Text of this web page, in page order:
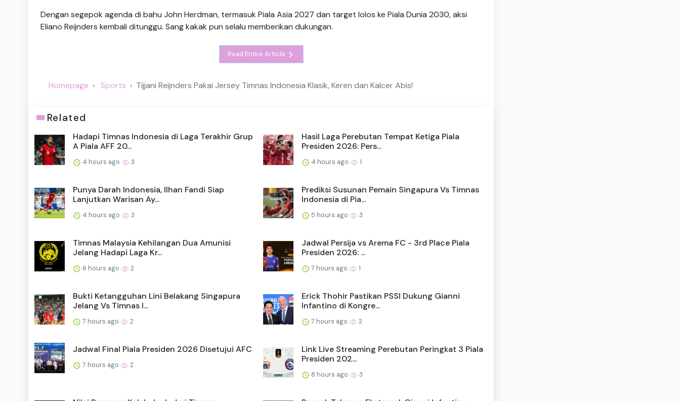
Dengan segepok agenda di bahu John Herdman, termasuk Piala Asia 2027 dan target lolos ke Piala Dunia 2030, aksi
Eliano Reijnders kembali ditunggu. Sang kakak pun selalu memberikan dukungan.
Read Entire Article
Homepage Sports Tijjani Reijnders Pakai Jersey Timnas Indonesia Klasik, Keren dan Kalcer Abis!
Related
Hadapi Timnas Indonesia di Laga Terakhir Grup
A Piala AFF 20...
4 hours ago 3
Hasil Laga Perebutan Tempat Ketiga Piala
Presiden 2026: Pers...
4 hours ago 1
Punya Darah Indonesia, Ilhan Fandi Siap
Lanjutkan Warisan Ay...
4 hours ago 3
Prediksi Susunan Pemain Singapura Vs Timnas
Indonesia di Pia...
5 hours ago 3
Timnas Malaysia Kehilangan Dua Amunisi
Jelang Hadapi Laga Kr...
6 hours ago 2
Jadwal Persija vs Arema FC - 3rd Place Piala
Presiden 2026: ...
7 hours ago 1
Bukti Ketangguhan Lini Belakang Singapura
Jelang Vs Timnas I...
7 hours ago 2
Erick Thohir Pastikan PSSI Dukung Gianni
Infantino di Kongre...
7 hours ago 2
Jadwal Final Piala Presiden 2026 Disetujui AFC
7 hours ago 2
Link Live Streaming Perebutan Peringkat 3 Piala
Presiden 202...
8 hours ago 3